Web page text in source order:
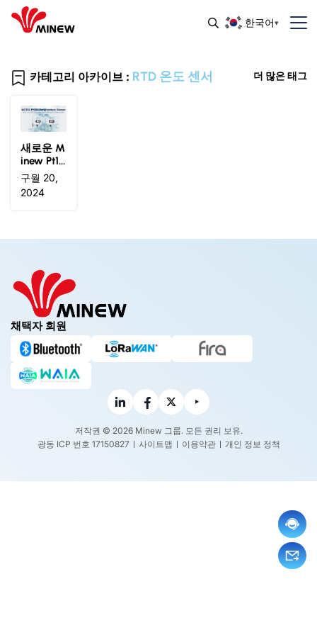
한국어
카테고리 아카이브 : RTD 온도 센서 더 많은 태그
새로운 M
inew Pt10
0 RTD 온
도 센서
이해
구월 20,
2024
채택자 회원
저작권 © 2026 Minew 그룹. 모든 권리 보유.
광동 ICP 번호 17150827
사이트맵 이용약관 개인 정보 정책